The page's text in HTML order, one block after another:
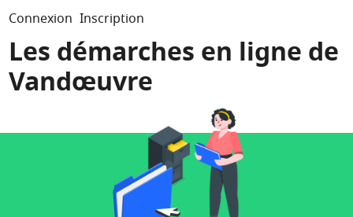
Les démarches en ligne de
Vandœuvre
Connexion Inscription